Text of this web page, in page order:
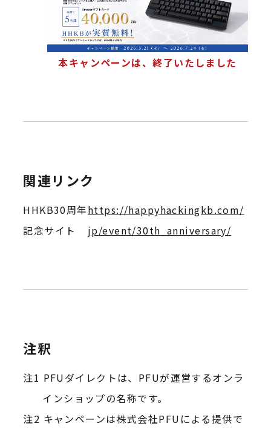
本キャンペーンは、終了いたしました
関連リンク
HHKB30周年
記念サイト
https://happyhackingkb.com/
jp/event/30th_anniversary/
注釈
PFUダイレクトは、PFUが運営するオンラ
インショップの名称です。
キャンペーンは株式会社PFUによる提供で